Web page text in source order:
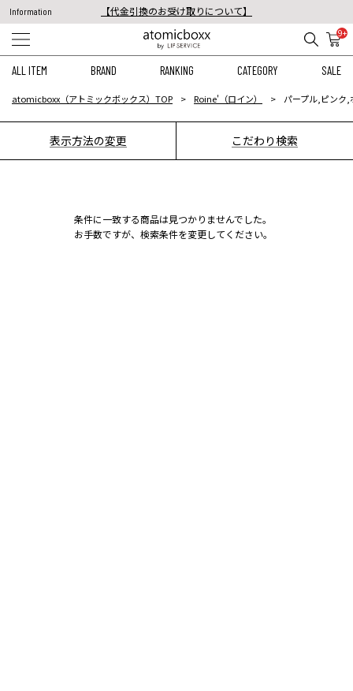
Information
【代金引換のお受け取りについて】
税込11,000円以上のご注文で送料無料！
9+
ALL ITEM BRAND RANKING CATEGORY SALE
atomicboxx（アトミックボックス）TOP Roine'（ロイン） パープル,ピンク
表示方法の変更 こだわり検索
条件に一致する商品は見つかりませんでした。
お手数ですが、検索条件を変更してください。